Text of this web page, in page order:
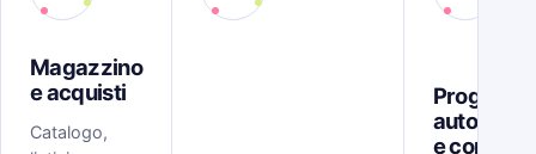
Magazzino
e acquisti
Catalogo,
Progetti,
e